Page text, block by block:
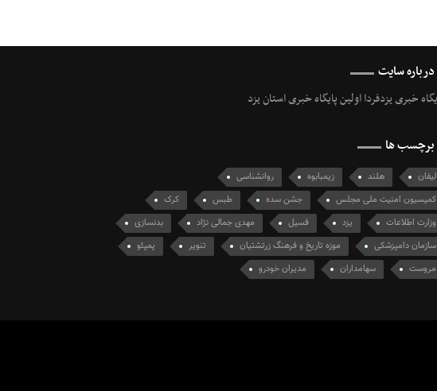
درباره سایت
خبری یزدفردا اولین پایگاه خبری استان یزد
برچسب ها
لیفان هلند زیمبابوه
روانشناسی
کمیسیون امنیت ملی مجلس
جشن سده طبس
کرک
وزارت اطلاعات
يزد فسیل مهدی جمالی نژاد
بدنسازی
سازمان دامپزشکی
موزه تاریخ و فرهنگ زرتشتیان تنویر
پمپئو
مروست
سهامداران مدیران خودرو